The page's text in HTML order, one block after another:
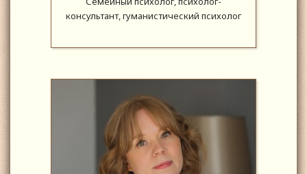
консультант, гуманистический психолог